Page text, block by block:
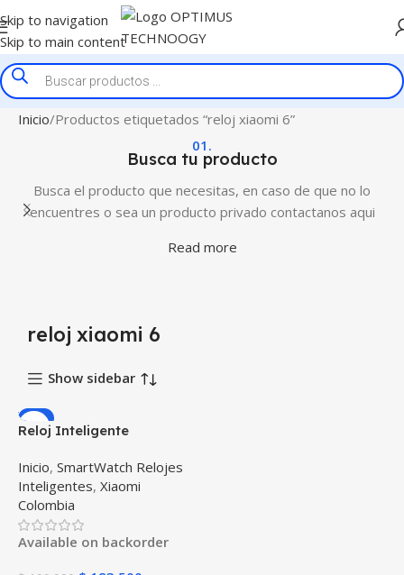
Skip to navigation
Skip to main content
Inicio Productos etiquetados “reloj xiaomi 6”
01.
Busca tu producto
Busca el producto que necesitas, en caso de que no lo
encuentres o sea un producto privado contactanos aqui
Read more
reloj xiaomi 6
Show sidebar
-8%
Reloj Inteligente
Band 6 Compatible
Android IOS
Inicio, SmartWatch Relojes
Inteligentes, Xiaomi
Colombia
Available on backorder